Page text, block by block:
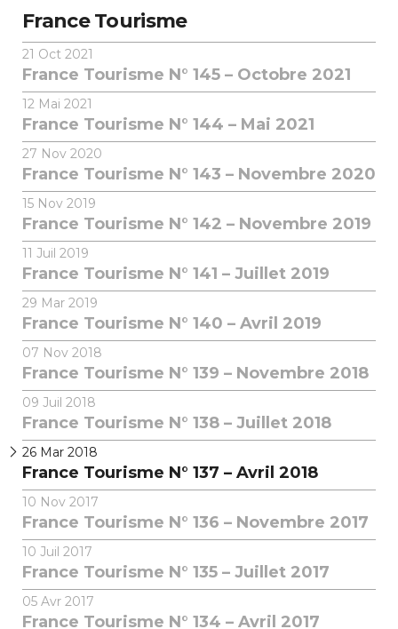
France Tourisme
21 Oct 2021
France Tourisme N° 145 – Octobre 2021
12 Mai 2021
France Tourisme N° 144 – Mai 2021
27 Nov 2020
France Tourisme N° 143 – Novembre 2020
15 Nov 2019
France Tourisme N° 142 – Novembre 2019
11 Juil 2019
France Tourisme N° 141 – Juillet 2019
29 Mar 2019
France Tourisme N° 140 – Avril 2019
07 Nov 2018
France Tourisme N° 139 – Novembre 2018
09 Juil 2018
France Tourisme N° 138 – Juillet 2018
26 Mar 2018
France Tourisme N° 137 – Avril 2018
10 Nov 2017
France Tourisme N° 136 – Novembre 2017
10 Juil 2017
France Tourisme N° 135 – Juillet 2017
05 Avr 2017
France Tourisme N° 134 – Avril 2017